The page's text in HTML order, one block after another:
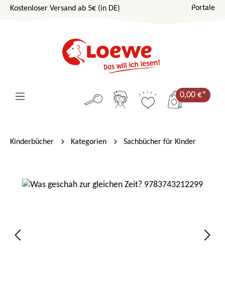
Zum Hauptinhalt springen
Kostenloser Versand ab 5€ (in DE) Portale
0,00 €*
Kinderbücher Kategorien Sachbücher für Kinder
Bildergalerie überspringen